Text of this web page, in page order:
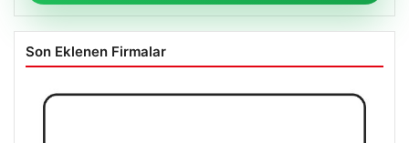
Son Eklenen Firmalar